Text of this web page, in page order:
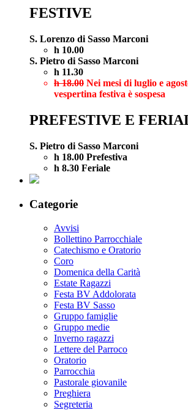
FESTIVE
S. Lorenzo di Sasso Marconi
h 10.00
S. Pietro di Sasso Marconi
h 11.30
h 18.00 Nei mesi di luglio e
vespertina festiva è sospesa
PREFESTIVE E
S. Pietro di Sasso Marconi
h 18.00 Prefestiva
h 8.30 Feriale
Categorie
Avvisi
Bollettino Parrocchiale
Catechismo e Oratorio
Coro
Domenica della Carità
Estate Ragazzi
Festa BV Addolorata
Festa BV Sasso
Gruppo famiglie
Gruppo medie
Inverno ragazzi
Lettere del Parroco
Oratorio
Parrocchia
Pastorale giovanile
Preghiera
Segreteria